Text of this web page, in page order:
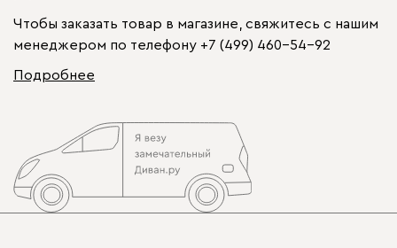
Чтобы заказать товар в магазине, свяжитесь с нашим
менеджером по телефону +7 (499) 460-54-92
Подробнее